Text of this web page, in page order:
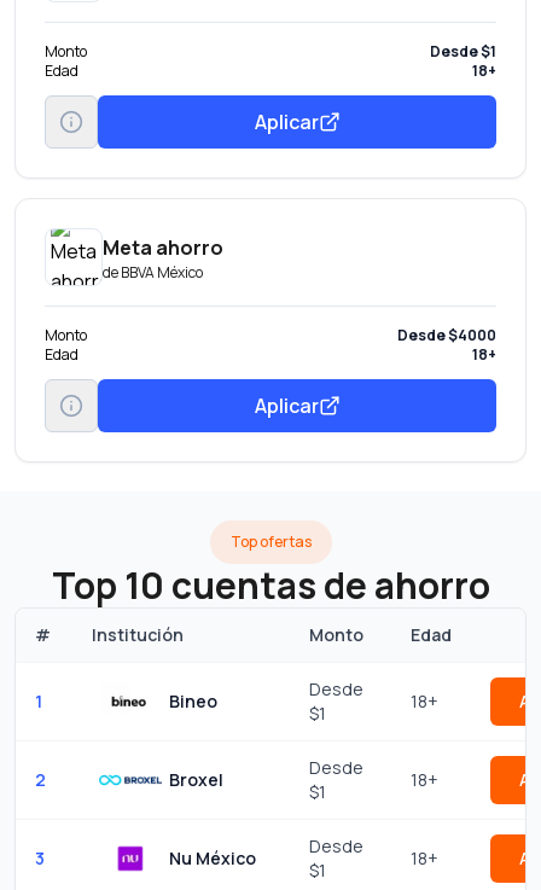
Monto
Desde $1
Edad
18+
Aplicar
Meta ahorro
deBBVA México
Monto
Desde $4000
Edad
18+
Aplicar
Top ofertas
Top 10 cuentas de ahorro
# Institución Monto Edad
1 Bineo
Desde
$1
18+
2 Broxel
Desde
$1
18+
3 Nu México
Desde
$1
18+